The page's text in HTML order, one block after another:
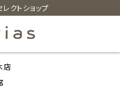
クトショップ
店